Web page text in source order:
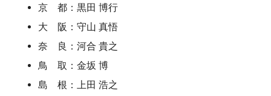
京 都：黒田 博行
大 阪：守山 真悟
奈 良：河合 貴之
鳥 取：金坂 博
島 根：上田 浩之